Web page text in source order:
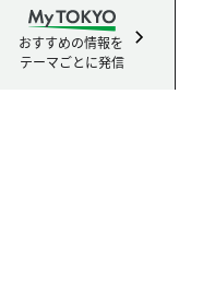
おすすめの情報を
テーマごとに発信